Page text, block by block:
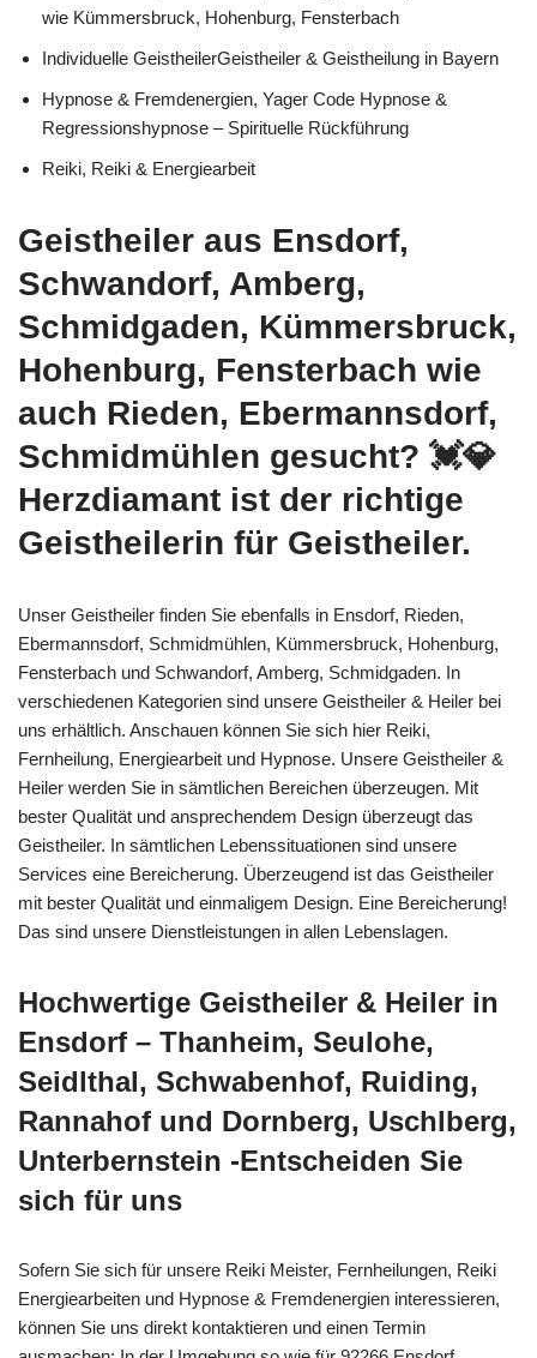
wie Kümmersbruck, Hohenburg, Fensterbach
Individuelle GeistheilerGeistheiler & Geistheilung in Bayern
Hypnose & Fremdenergien, Yager Code Hypnose &
Regressionshypnose – Spirituelle Rückführung
Reiki, Reiki & Energiearbeit
Geistheiler aus Ensdorf,
Schwandorf, Amberg,
Schmidgaden, Kümmersbruck,
Hohenburg, Fensterbach wie
auch Rieden, Ebermannsdorf,
Schmidmühlen gesucht? 💓️💎
Herzdiamant ist der richtige
Geistheilerin für Geistheiler.
Unser Geistheiler finden Sie ebenfalls in Ensdorf, Rieden,
Ebermannsdorf, Schmidmühlen, Kümmersbruck, Hohenburg,
Fensterbach und Schwandorf, Amberg, Schmidgaden. In
verschiedenen Kategorien sind unsere Geistheiler & Heiler bei
uns erhältlich. Anschauen können Sie sich hier Reiki,
Fernheilung, Energiearbeit und Hypnose. Unsere Geistheiler &
Heiler werden Sie in sämtlichen Bereichen überzeugen. Mit
bester Qualität und ansprechendem Design überzeugt das
Geistheiler. In sämtlichen Lebenssituationen sind unsere
Services eine Bereicherung. Überzeugend ist das Geistheiler
mit bester Qualität und einmaligem Design. Eine Bereicherung!
Das sind unsere Dienstleistungen in allen Lebenslagen.
Hochwertige Geistheiler & Heiler in
Ensdorf – Thanheim, Seulohe,
Seidlthal, Schwabenhof, Ruiding,
Rannahof und Dornberg, Uschlberg,
Unterbernstein -Entscheiden Sie
sich für uns
Sofern Sie sich für unsere Reiki Meister, Fernheilungen, Reiki
Energiearbeiten und Hypnose & Fremdenergien interessieren,
können Sie uns direkt kontaktieren und einen Termin